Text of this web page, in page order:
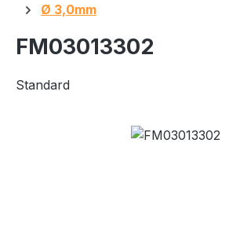
Ø 3,0mm
FM03013302
Standard
Bildergalerie überspringen